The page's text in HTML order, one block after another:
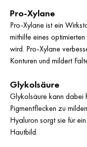
Pro-Xylane
Pro-Xylane ist ein
mithilfe eines
wird. Pro-Xylane
Konturen und mildert
Glykolsäure
Glykolsäure kann dabei
Pigmentflecken zu
Hyaluron sorgt sie für
Hautbild.